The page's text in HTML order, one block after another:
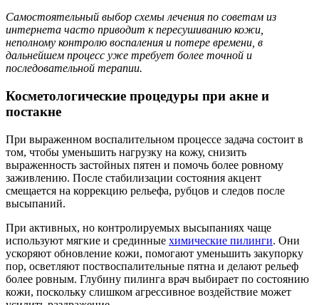
Самостоятельный выбор схемы лечения по советам из
интернета часто приводит к пересушиванию кожи,
неполному контролю воспаления и потере времени, в
дальнейшем процесс уже требует более точной и
последовательной терапии.
Косметологические процедуры при акне и
постакне
При выраженном воспалительном процессе задача состоит в
том, чтобы уменьшить нагрузку на кожу, снизить
выраженность застойных пятен и помочь более ровному
заживлению. После стабилизации состояния акцент
смещается на коррекцию рельефа, рубцов и следов после
высыпаний.
При активных, но контролируемых высыпаниях чаще
используют мягкие и срединные химические пилинги. Они
ускоряют обновление кожи, помогают уменьшить закупорку
пор, осветляют поствоспалительные пятна и делают рельеф
более ровным. Глубину пилинга врач выбирает по состоянию
кожи, поскольку слишком агрессивное воздействие может